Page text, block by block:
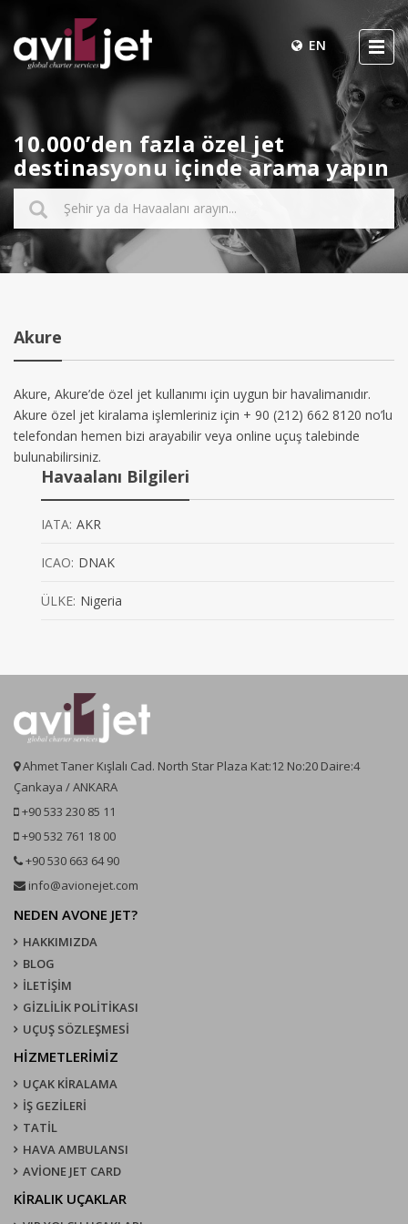
EN
10.000’den fazla özel jet
destinasyonu içinde arama yapın
Akure
Akure, Akure’de özel jet kullanımı için uygun bir havalimanıdır.
Akure özel jet kiralama işlemleriniz için + 90 (212) 662 8120 no’lu
telefondan hemen bizi arayabilir veya online uçuş talebinde
bulunabilirsiniz.
Havaalanı Bilgileri
IATA: AKR
ICAO: DNAK
ÜLKE: Nigeria
Ahmet Taner Kışlalı Cad. North Star Plaza Kat:12 No:20 Daire:4
Çankaya / ANKARA
+90 533 230 85 11
+90 532 761 18 00
+90 530 663 64 90
info@avionejet.com
NEDEN AVONE JET?
HAKKIMIZDA
BLOG
İLETİŞİM
GİZLİLİK POLİTİKASI
UÇUŞ SÖZLEŞMESI
HİZMETLERİMİZ
UÇAK KIRALAMA
İŞ GEZİLERİ
TATİL
HAVA AMBULANSI
AVİONE JET CARD
KIRALIK UÇAKLAR